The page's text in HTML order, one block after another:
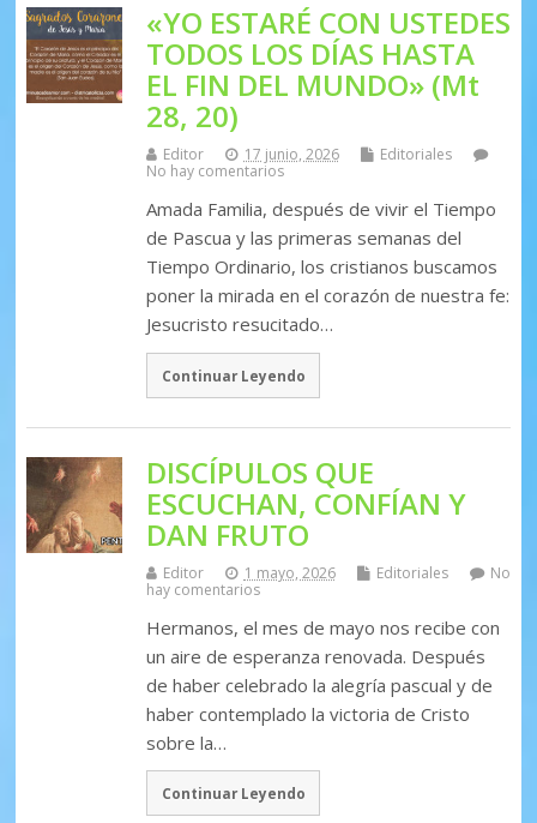
«YO ESTARÉ CON USTEDES
TODOS LOS DÍAS HASTA
EL FIN DEL MUNDO» (Mt
28, 20)
Editor 17 junio, 2026
Editoriales
No hay comentarios
Amada Familia, después de vivir el Tiempo
de Pascua y las primeras semanas del
Tiempo Ordinario, los cristianos buscamos
poner la mirada en el corazón de nuestra fe:
Jesucristo resucitado…
Continuar Leyendo
DISCÍPULOS QUE
ESCUCHAN, CONFÍAN Y
DAN FRUTO
Editor 1 mayo, 2026 Editoriales
No
hay comentarios
Hermanos, el mes de mayo nos recibe con
un aire de esperanza renovada. Después
de haber celebrado la alegría pascual y de
haber contemplado la victoria de Cristo
sobre la…
Continuar Leyendo